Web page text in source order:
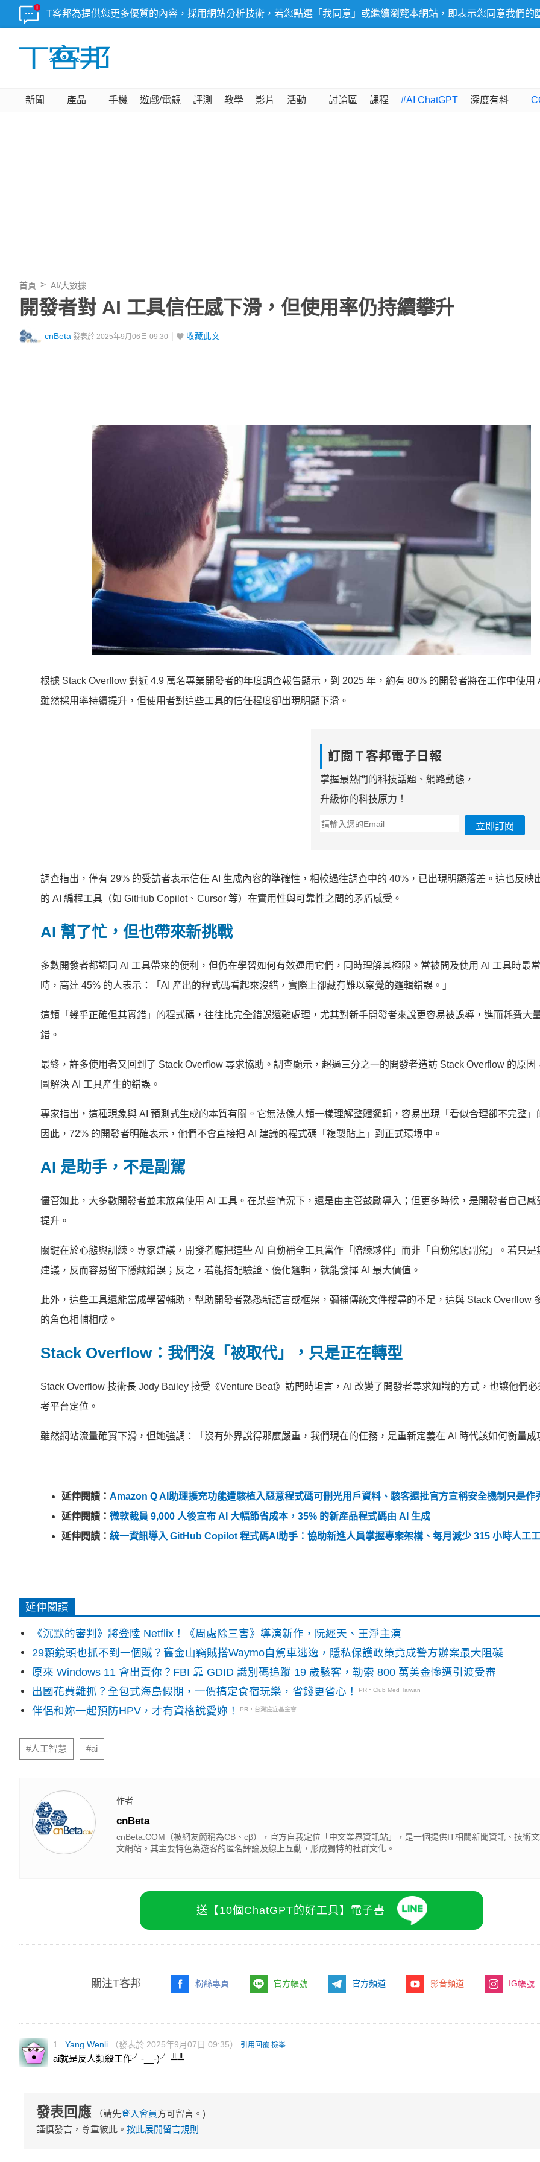
T客邦為提供您更多優質的內容，採用網站分析技術，若您點選「我同意」或繼續瀏覽本網站，即表示您同意我們的
新聞 產品 手機 遊戲/電競 評測 教學 影片 活動 討論區 課程 #AI ChatGPT 深度有料
首頁 AI/大數據
開發者對 AI 工具信任感下滑，但使用率仍持續攀升
cnBeta 發表於 2025年9月06日 09:30 收藏此文
根據 Stack Overflow 對近 4.9 萬名專業開發者的年度調查報告顯示，到 2025 年，約有 80% 的開發者將在工作中使用
雖然採用率持續提升，但使用者對這些工具的信任程度卻出現明顯下滑。
訂閱Ｔ客邦電子日報
掌握最熱門的科技話題、網路動態，
升級你的科技原力！
立即訂閱
調查指出，僅有 29% 的受訪者表示信任 AI 生成內容的準確性，相較過往調查中的 40%，已出現明顯落差。這也反映
的 AI 編程工具（如 GitHub Copilot、Cursor 等）在實用性與可靠性之間的矛盾感受。
AI 幫了忙，但也帶來新挑戰
多數開發者都認同 AI 工具帶來的便利，但仍在學習如何有效運用它們，同時理解其極限。當被問及使用 AI 工具時最
時，高達 45% 的人表示：「AI 產出的程式碼看起來沒錯，實際上卻藏有難以察覺的邏輯錯誤。」
這類「幾乎正確但其實錯」的程式碼，往往比完全錯誤還難處理，尤其對新手開發者來說更容易被誤導，進而耗費大
錯。
最終，許多使用者又回到了 Stack Overflow 尋求協助。調查顯示，超過三分之一的開發者造訪 Stack Overflow 的原因
圖解決 AI 工具產生的錯誤。
專家指出，這種現象與 AI 預測式生成的本質有關。它無法像人類一樣理解整體邏輯，容易出現「看似合理卻不完整」
因此，72% 的開發者明確表示，他們不會直接把 AI 建議的程式碼「複製貼上」到正式環境中。
AI 是助手，不是副駕
儘管如此，大多數開發者並未放棄使用 AI 工具。在某些情況下，還是由主管鼓勵導入；但更多時候，是開發者自己感
提升。
關鍵在於心態與訓練。專家建議，開發者應把這些 AI 自動補全工具當作「陪練夥伴」而非「自動駕駛副駕」。若只是
建議，反而容易留下隱藏錯誤；反之，若能搭配驗證、優化邏輯，就能發揮 AI 最大價值。
此外，這些工具還能當成學習輔助，幫助開發者熟悉新語言或框架，彌補傳統文件搜尋的不足，這與 Stack Overflow
的角色相輔相成。
Stack Overflow：我們沒「被取代」，只是正在轉型
Stack Overflow 技術長 Jody Bailey 接受《Venture Beat》訪問時坦言，AI 改變了開發者尋求知識的方式，也讓他們必
考平台定位。
雖然網站流量確實下滑，但她強調：「沒有外界說得那麼嚴重，我們現在的任務，是重新定義在 AI 時代該如何衡量成
延伸閱讀： Amazon Q AI助理擴充功能遭駭植入惡意程式碼可刪光用戶資料、駭客還批官方宣稱安全機制只是作
延伸閱讀： 微軟裁員 9,000 人後宣布 AI 大幅節省成本，35% 的新產品程式碼由 AI 生成
延伸閱讀： 統一資訊導入 GitHub Copilot 程式碼AI助手：協助新進人員掌握專案架構、每月減少 315 小時人工
延伸閱讀
《沉默的審判》將登陸 Netflix！《周處除三害》導演新作，阮經天、王淨主演
29顆鏡頭也抓不到一個賊？舊金山竊賊搭Waymo自駕車逃逸，隱私保護政策竟成警方辦案最大阻礙
原來 Windows 11 會出賣你？FBI 靠 GDID 識別碼追蹤 19 歲駭客，勒索 800 萬美金慘遭引渡受審
出國花費難抓？全包式海島假期，一價搞定食宿玩樂，省錢更省心！
PR・Club Med Taiwan
伴侶和妳一起預防HPV，才有資格說愛妳！ PR・台灣癌症基金會
#人工智慧 #ai
作者
cnBeta
cnBeta.COM（被網友簡稱為CB、cβ），官方自我定位「中文業界資訊站」，是一個提供IT相關新聞資訊、技術
文網站。其主要特色為遊客的匿名評論及線上互動，形成獨特的社群文化。
送【10個ChatGPT的好工具】電子書
關注T客邦 粉絲專頁 官方帳號 官方頻道 影音頻道 IG帳號
1. Yang Wenli （發表於 2025年9月07日 09:35） 引用回覆 檢舉
ai就是反人類殺工作╯-__-)╯ ╩╩
發表回應 （請先登入會員方可留言。)
謹慎發言，尊重彼此。 按此展開留言規則